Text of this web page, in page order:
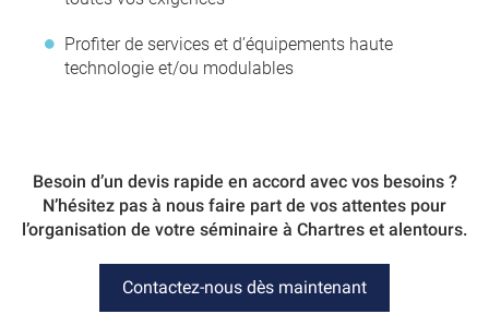
Profiter de services et d’équipements haute
technologie et/ou modulables
Besoin d’un devis rapide en accord avec vos besoins ?
N’hésitez pas à nous faire part de vos attentes pour
l’organisation de votre séminaire à Chartres et alentours.​
Contactez-nous dès maintenant